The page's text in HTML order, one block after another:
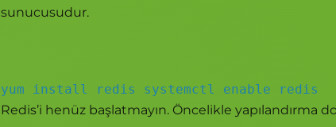
sunucusudur.
yum install redis systemctl enable redis
Redis’i henüz başlatmayın. Öncelikle yapılandırma